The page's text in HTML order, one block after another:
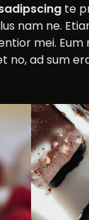
te
nam ne.
mei.
no, ad sum